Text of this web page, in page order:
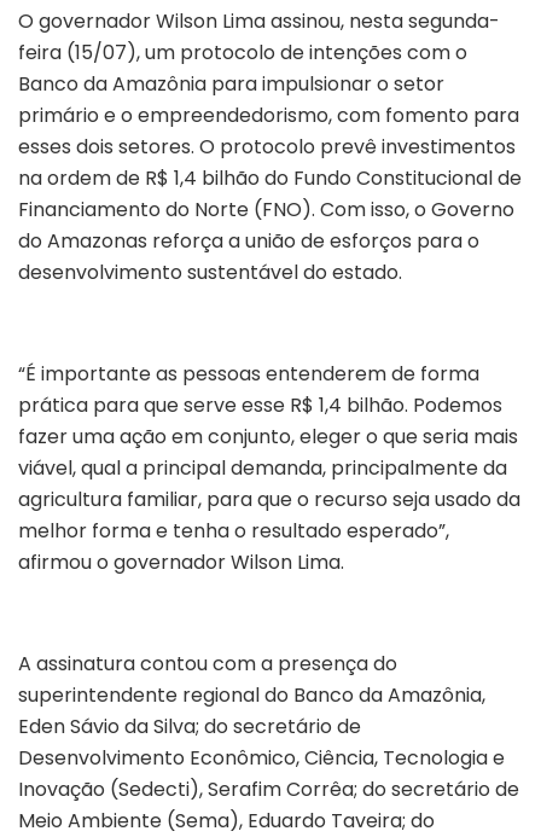
O governador Wilson Lima assinou, nesta segunda-
feira (15/07), um protocolo de intenções com o
Banco da Amazônia para impulsionar o setor
primário e o empreendedorismo, com fomento para
esses dois setores. O protocolo prevê investimentos
na ordem de R$ 1,4 bilhão do Fundo Constitucional de
Financiamento do Norte (FNO). Com isso, o Governo
do Amazonas reforça a união de esforços para o
desenvolvimento sustentável do estado.
“É importante as pessoas entenderem de forma
prática para que serve esse R$ 1,4 bilhão. Podemos
fazer uma ação em conjunto, eleger o que seria mais
viável, qual a principal demanda, principalmente da
agricultura familiar, para que o recurso seja usado da
melhor forma e tenha o resultado esperado”,
afirmou o governador Wilson Lima.
A assinatura contou com a presença do
superintendente regional do Banco da Amazônia,
Eden Sávio da Silva; do secretário de
Desenvolvimento Econômico, Ciência, Tecnologia e
Inovação (Sedecti), Serafim Corrêa; do secretário de
Meio Ambiente (Sema), Eduardo Taveira; do